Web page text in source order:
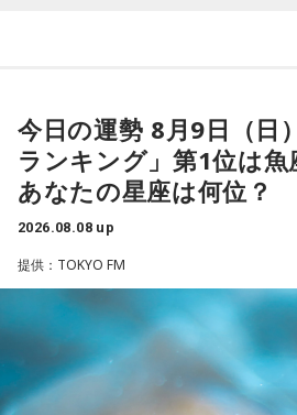
乾電池は「内に秘めたエネルギー」
たは追い詰められると、理屈より先
さに動く本能タイプ。ある意味では
もしれません。勢いが吉と出ること
いて考える癖もつけてみて。
4．懐中電灯……本性は「冷静な神様!?
懐中電灯は「今後の見通し」を暗示
限の場面でもパニックにならず、状
冷静沈着なタイプ。感情に飲まれず
イプです。ただ、いつも冷静すぎる
こともあるので、時には素直になって
シーズン、ヤクルトの監督を務め、
一、球団初のリーグ連覇を成し遂げ
選手としても指揮官としてもヤクル
ドといえる髙津が8月15日（土）に神
クルト×DeNA」に『ニッポン放送シ
スペシャルゲスト解説として登場す
ン放送ショウアップナイター』の事
出演コーナーを持つなど、ニッポン
みの髙津だが、『ニッポン放送ショ
今日の運勢 8月9日（日
ランキング」第1位は魚
あなたの星座は何位？
2026.08.08 up
提供：TOKYO FM